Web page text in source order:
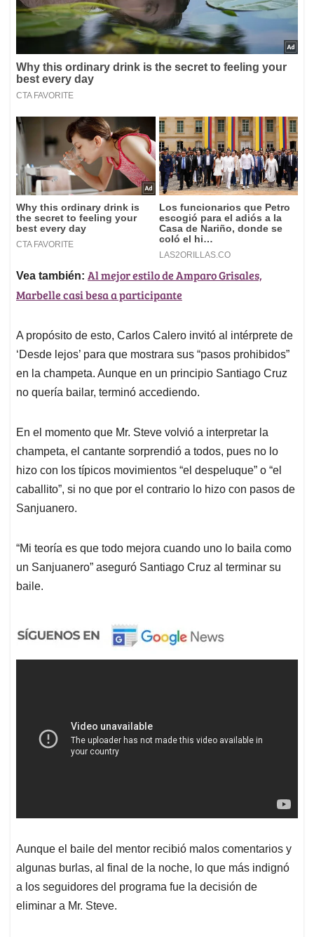
Vea también: Al mejor estilo de Amparo Grisales,
Marbelle casi besa a participante
A propósito de esto, Carlos Calero invitó al intérprete de
‘Desde lejos’ para que mostrara sus “pasos prohibidos”
en la champeta. Aunque en un principio Santiago Cruz
no quería bailar, terminó accediendo.
En el momento que Mr. Steve volvió a interpretar la
champeta, el cantante sorprendió a todos, pues no lo
hizo con los típicos movimientos “el despeluque” o “el
caballito”, si no que por el contrario lo hizo con pasos de
Sanjuanero.
“Mi teoría es que todo mejora cuando uno lo baila como
un Sanjuanero” aseguró Santiago Cruz al terminar su
baile.
Aunque el baile del mentor recibió malos comentarios y
algunas burlas, al final de la noche, lo que más indignó
a los seguidores del programa fue la decisión de
eliminar a Mr. Steve.